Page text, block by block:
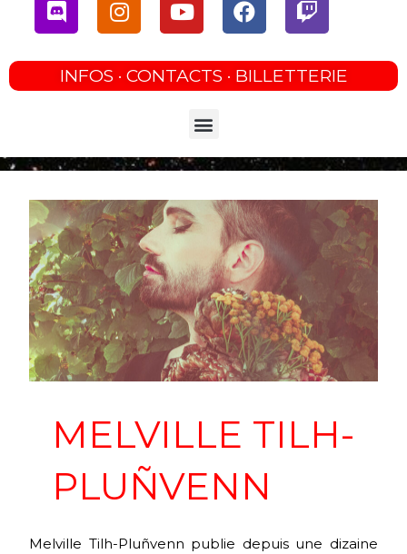
INFOS · CONTACTS · BILLETTERIE
Menu
MELVILLE TILH-
PLUÑVENN
Melville Tilh-Pluñvenn publie depuis une dizaine